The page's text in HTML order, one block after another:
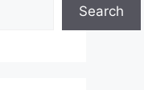
Search